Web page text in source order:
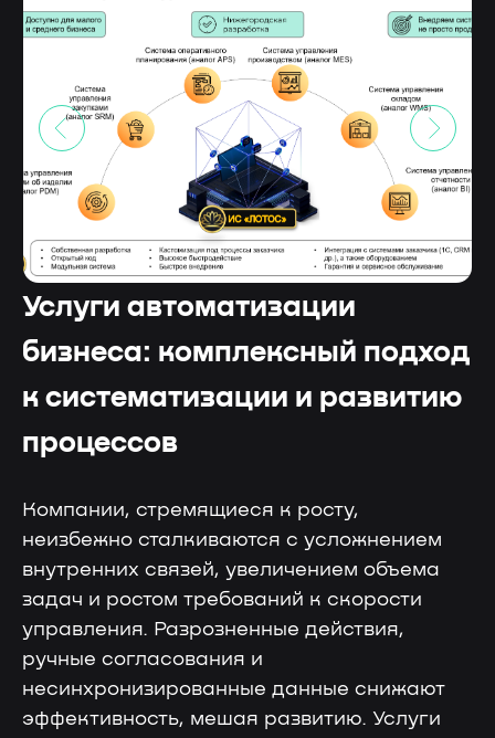
Услуги автоматизации
бизнеса: комплексный подход
к систематизации и развитию
процессов
Компании, стремящиеся к росту,
неизбежно сталкиваются с усложнением
внутренних связей, увеличением объема
задач и ростом требований к скорости
управления. Разрозненные действия,
ручные согласования и
несинхронизированные данные снижают
эффективность, мешая развитию. Услуги